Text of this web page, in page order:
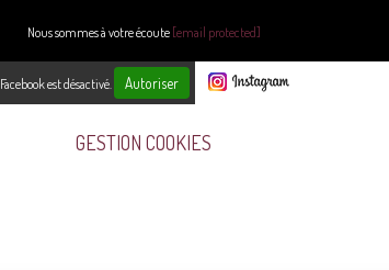
Nous sommes à votre écoute [email protected]
Facebook est désactivé. Autoriser
GESTION COOKIES